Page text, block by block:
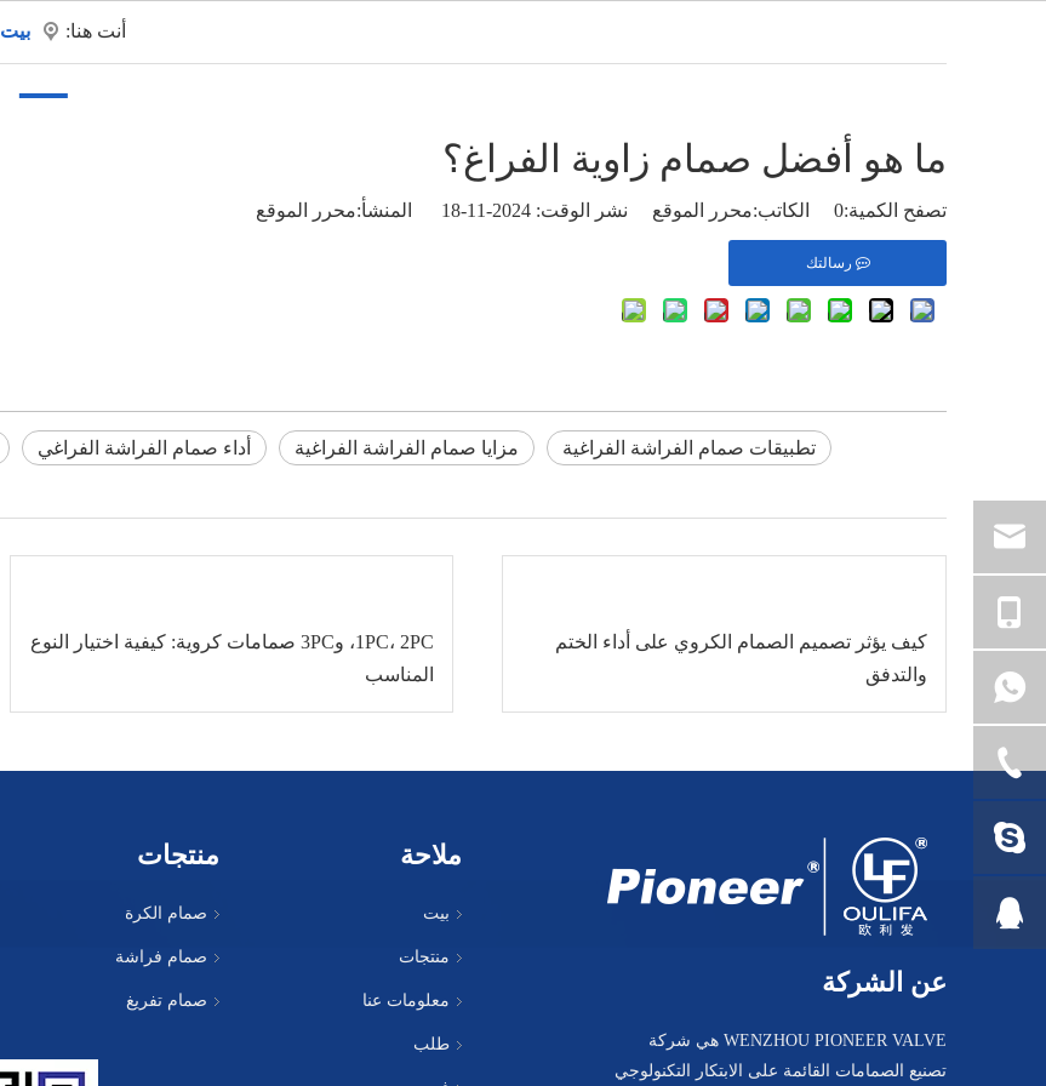
أنت هنا: بيت
ما هو أفضل صمام زاوية الفراغ؟
تصفح الكمية:0 الكاتب:محرر الموقع نشر الوقت: 2024-11-18 المنشأ: محرر الموقع
رسالتك
أداء صمام الفراشة الفراغي مزايا صمام الفراشة الفراغية تطبيقات صمام الفراشة الفراغية
كيف يؤثر تصميم الصمام الكروي على أداء الختم
والتدفق
1PC، 2PC، و3PC صمامات كروية: كيفية اختيار النوع
المناسب
عن الشركة
WENZHOU PIONEER VALVE هي شركة
تصنيع الصمامات القائمة على الابتكار التكنولوجي
ملاحة
بيت
منتجات
معلومات عنا
طلب
منتجات
صمام الكرة
صمام فراشة
صمام تفريغ